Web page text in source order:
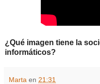
¿Qué imagen tiene la
informáticos?
Marta en 21:31